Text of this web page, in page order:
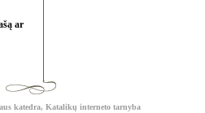
ar
katedra, Katalikų interneto tarnyba